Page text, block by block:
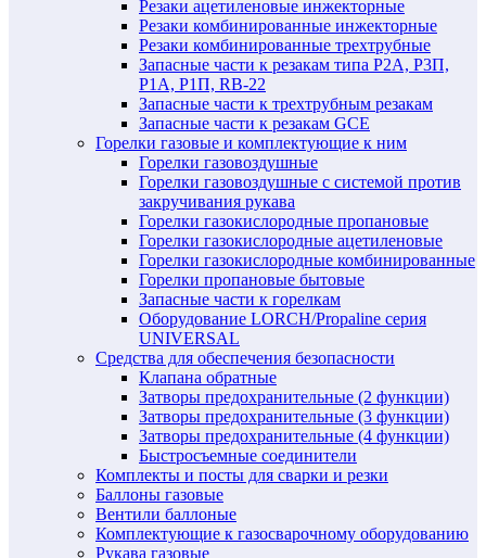
Резаки ацетиленовые инжекторные
Резаки комбинированные инжекторные
Резаки комбинированные трехтрубные
Запасные части к резакам типа Р2А, Р3П,
Р1А, Р1П, RB-22
Запасные части к трехтрубным резакам
Запасные части к резакам GCE
Горелки газовые и комплектующие к ним
Горелки газовоздушные
Горелки газовоздушные с системой против
закручивания рукава
Горелки газокислородные пропановые
Горелки газокислородные ацетиленовые
Горелки газокислородные комбинированные
Горелки пропановые бытовые
Запасные части к горелкам
Оборудование LORCH/Propaline серия
UNIVERSAL
Средства для обеспечения безопасности
Клапана обратные
Затворы предохранительные (2 функции)
Затворы предохранительные (3 функции)
Затворы предохранительные (4 функции)
Быстросъемные соединители
Комплекты и посты для сварки и резки
Баллоны газовые
Вентили баллоные
Комплектующие к газосварочному оборудованию
Рукава газовые